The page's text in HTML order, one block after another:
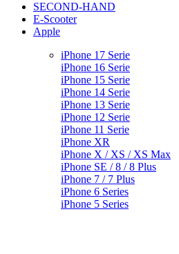
SECOND-HAND
E-Scooter
Apple
iPhone 17 Serie
iPhone 16 Serie
iPhone 15 Serie
iPhone 14 Serie
iPhone 13 Serie
iPhone 12 Serie
iPhone 11 Serie
iPhone XR
iPhone X / XS / XS Max
iPhone SE / 8 / 8 Plus
iPhone 7 / 7 Plus
iPhone 6 Series
iPhone 5 Series